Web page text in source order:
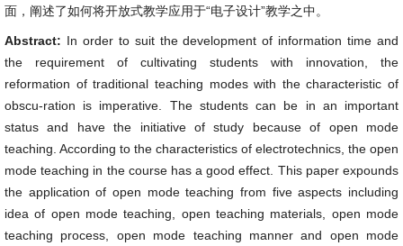
面，阐述了如何将开放式教学应用于“电子设计”教学之中。
Abstract: In order to suit the development of information time and
the requirement of cultivating students with innovation, the
reformation of traditional teaching modes with the characteristic of
obscu-ration is imperative. The students can be in an important
status and have the initiative of study because of open mode
teaching. According to the characteristics of electrotechnics, the open
mode teaching in the course has a good effect. This paper expounds
the application of open mode teaching from five aspects including
idea of open mode teaching, open teaching materials, open mode
teaching process, open mode teaching manner and open mode